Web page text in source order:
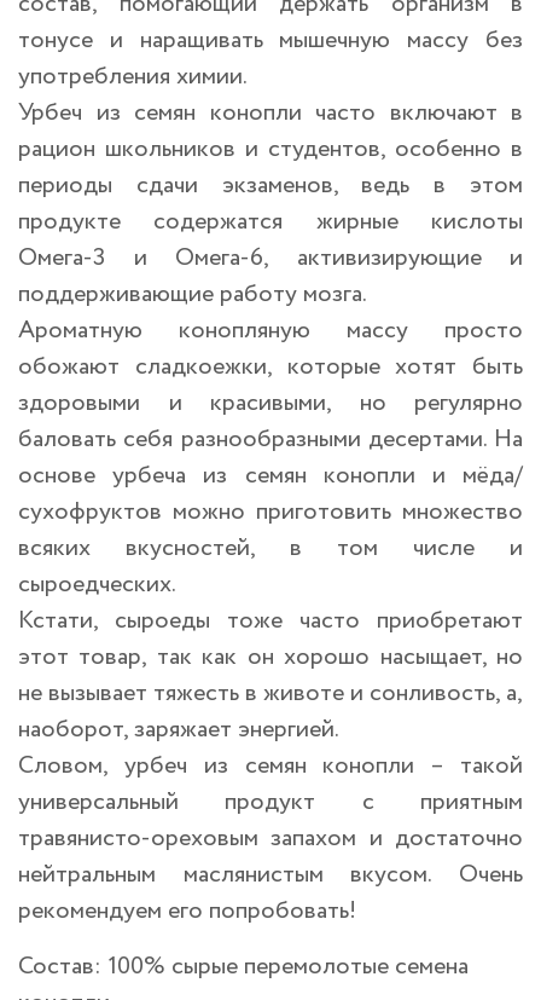
тонусе и наращивать мышечную массу без
употребления химии.
Урбеч из семян конопли часто включают в
рацион школьников и студентов, особенно в
периоды сдачи экзаменов, ведь в этом
продукте содержатся жирные кислоты
Омега-3 и Омега-6, активизирующие и
поддерживающие работу мозга.
Ароматную конопляную массу просто
обожают сладкоежки, которые хотят быть
здоровыми и красивыми, но регулярно
баловать себя разнообразными десертами. На
основе урбеча из семян конопли и мёда/
сухофруктов можно приготовить множество
всяких вкусностей, в том числе и
сыроедческих.
Кстати, сыроеды тоже часто приобретают
этот товар, так как он хорошо насыщает, но
не вызывает тяжесть в животе и сонливость, а,
наоборот, заряжает энергией.
Словом, урбеч из семян конопли – такой
универсальный продукт с приятным
травянисто-ореховым запахом и достаточно
нейтральным маслянистым вкусом. Очень
рекомендуем его попробовать!
Состав: 100% сырые перемолотые семена